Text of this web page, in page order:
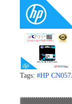
Tags: #HP